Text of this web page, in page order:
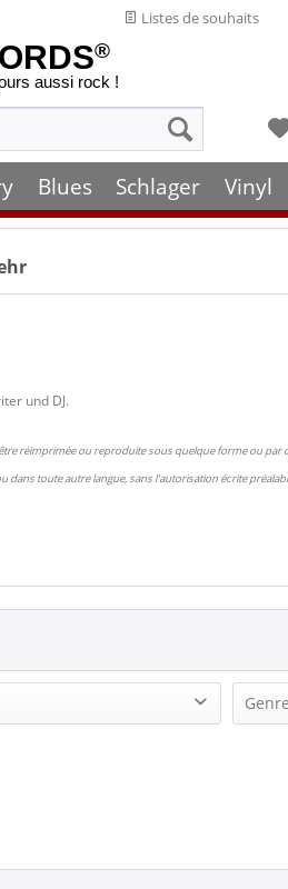
Listes de souhaits
®
aussi rock !
Blues Schlager Vinyl
und DJ.
réimprimée ou reproduite sous quelque forme ou
toute autre langue, sans l'autorisation écrite
Genre